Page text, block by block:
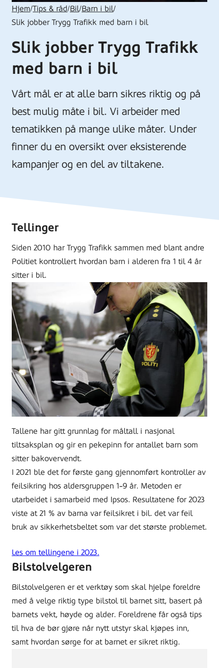
Hjem/Tips & råd/Bil/Barn i bil/
Slik jobber Trygg Trafikk med barn i bil
Slik jobber Trygg Trafikk
med barn i bil
Vårt mål er at alle barn sikres riktig og på
best mulig måte i bil. Vi arbeider med
tematikken på mange ulike måter. Under
finner du en oversikt over eksisterende
kampanjer og en del av tiltakene.
Tellinger
Siden 2010 har Trygg Trafikk sammen med blant andre
Politiet kontrollert hvordan barn i alderen fra 1 til 4 år
sitter i bil.
Tallene har gitt grunnlag for måltall i nasjonal
tiltsaksplan og gir en pekepinn for antallet barn som
sitter bakovervendt.
I 2021 ble det for første gang gjennomført kontroller av
feilsikring hos aldersgruppen 1-9 år. Metoden er
utarbeidet i samarbeid med Ipsos. Resultatene for 2023
viste at 21 % av barna var feilsikret i bil. det var feil
bruk av sikkerhetsbeltet som var det største problemet.
Les om tellingene i 2023.
Bilstolvelgeren
Bilstolvelgeren er et verktøy som skal hjelpe foreldre
med å velge riktig type bilstol til barnet sitt, basert på
barnets vekt, høyde og alder. Foreldrene får også tips
til hva de bør gjøre når nytt utstyr skal kjøpes inn,
samt hvordan sørge for at barnet er sikret riktig.